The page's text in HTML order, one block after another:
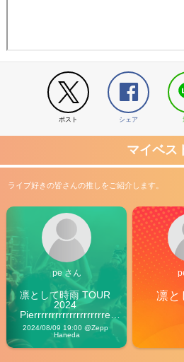
ポスト シェア
マイベス
ライブ好きの皆さんの推しをご紹介します。
pe さん
凛として時雨 TOUR
2024
Pierrrrrrrrrrrrrrrrrrrre
Vibes
2024/08/09 19:00 @Zepp
Haneda
凛と